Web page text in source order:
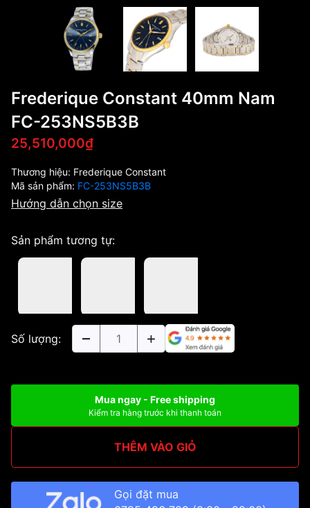
Frederique Constant 40mm Nam
FC-253NS5B3B
25,510,000₫
Thương hiệu: Frederique Constant
Mã sản phẩm: FC-253NS5B3B
Hướng dẫn chọn size
Sản phẩm tương tự:
Số lượng:
Mua ngay - Free shipping
Kiểm tra hàng trước khi thanh toán
THÊM VÀO GIỎ
Gọi đặt mua